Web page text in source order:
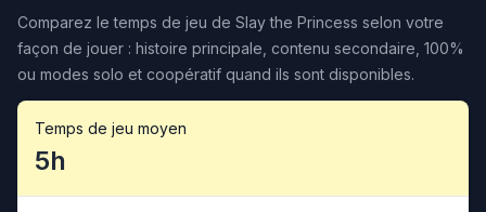
Comparez le temps de jeu de Slay the Princess selon votre
façon de jouer : histoire principale, contenu secondaire, 100%
ou modes solo et coopératif quand ils sont disponibles.
Temps de jeu moyen
5h